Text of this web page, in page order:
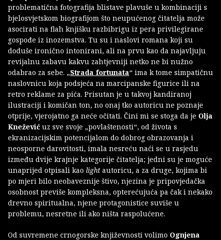
problematična fotografija blistave plavuše u kombinaciji s
bjelosvjetskom biografijom što neupućenog čitatelja može
asocirati na flah knjišku razbibrigu iz pera privilegirane
gospođe iz inozemstva. Tu su i naslovi romana koji su
doduše ironično intonirani, ali na prvu kao da najavljuju
revijalnu zabavu kakvu zahtjevniji netko ne bi nužno
odabrao za sebe. „Strada fortunata“ ima k tome simpatičnu
naslovnicu koja podsjeća na marcipanske figurice ili na
retro reklame za pića. Prisutan je u takvoj kandiranoj
ilustraciji i komičan ton, no onaj tko autoricu ne poznaje
otprije, vjerojatno ga neće očitati. Čini mi se stoga da je Olja
Knežević uz sve svoje „povlaštenosti“, od života s
ekranizacijskim potencijalom do dobrog obrazovanja i
neosporne darovitosti, imala nesreću naći se u rasjedu
između dvije krajnje kategorije čitatelja; jedni su je moguće
unaprijed otpisali kao light autoricu, a za druge, kojima bi
po mjeri bilo neobaveznije štivo, njezina je pripovjedačka
osobnost previše kompleksna, opterećujuća pa čak i nekako
drevno spiritualna, njene protagonistice suviše u
problemu, nesretne ili ako ništa raspolućene.
Od suvremene crnogorske književnosti volimo Ognjena